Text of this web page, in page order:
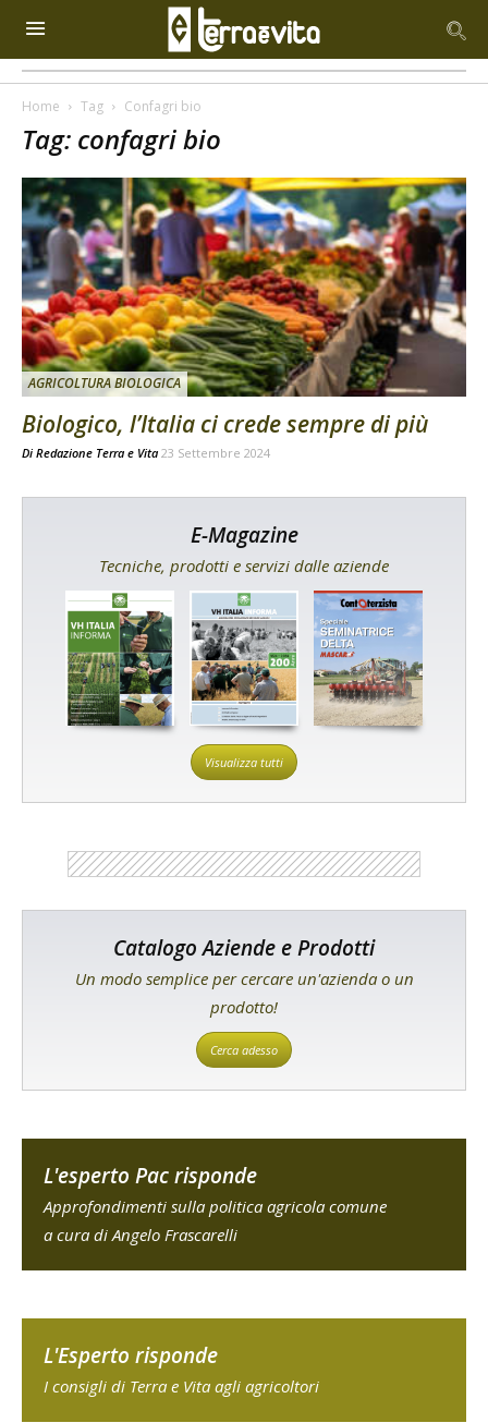
Home Tag Confagri bio
Tag: confagri bio
AGRICOLTURA BIOLOGICA
Biologico, l’Italia ci crede sempre di più
Di Redazione Terra e Vita 23 Settembre 2024
E-Magazine
Tecniche, prodotti e servizi dalle aziende
Visualizza tutti
Catalogo Aziende e Prodotti
Un modo semplice per cercare un'azienda o un
prodotto!
Cerca adesso
L'esperto Pac risponde
Approfondimenti sulla politica agricola comune
a cura di Angelo Frascarelli
L'Esperto risponde
I consigli di Terra e Vita agli agricoltori